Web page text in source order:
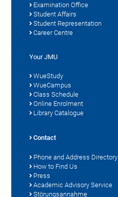
Examination Office
Student Affairs
Student Representation
Career Centre
Your JMU
WueStudy
WueCampus
Class Schedule
Online Enrolment
Library Catalogue
Contact
Phone and Address Directory
How to Find Us
Press
Academic Advisory Service
Störungsannahme